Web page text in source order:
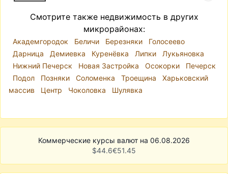
Смотрите также недвижимость в других
микрорайонах:
Академгородок Беличи Березняки
Голосеево
Дарница
Демиевка Куренёвка Липки
Лукьяновка
Нижний Печерск
Новая Застройка Осокорки
Печерск
Подол
Позняки Соломенка Троещина
Харьковский
массив
Центр Чоколовка Шулявка
Коммерческие курсы валют на 06.08.2026
$44.6€51.45